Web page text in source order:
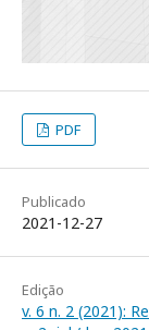
PDF
Publicado
2021-12-27
Edição
v. 6 n. 2 (2021):